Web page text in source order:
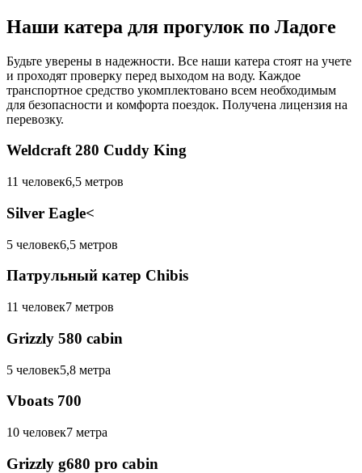
Наши катера для прогулок по Ладоге
Будьте уверены в надежности. Все наши катера стоят на учете
и проходят проверку перед выходом на воду. Каждое
транспортное средство укомплектовано всем необходимым
для безопасности и комфорта поездок. Получена лицензия на
перевозку.
Weldcraft 280 Cuddy King
11 человек6,5 метров
Silver Eagle<
5 человек6,5 метров
Патрульный катер Chibis
11 человек7 метров
Grizzly 580 cabin
5 человек5,8 метра
Vboats 700
10 человек7 метра
Grizzly g680 pro cabin